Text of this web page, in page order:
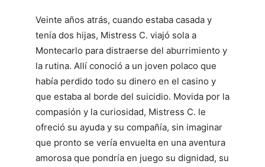
Veinte años atrás, cuando estaba casada y
tenía dos hijas, Mistress C. viajó sola a
Montecarlo para distraerse del aburrimiento y
la rutina. Allí conoció a un joven polaco que
había perdido todo su dinero en el casino y
que estaba al borde del suicidio. Movida por la
compasión y la curiosidad, Mistress C. le
ofreció su ayuda y su compañía, sin imaginar
que pronto se vería envuelta en una aventura
amorosa que pondría en juego su dignidad, su